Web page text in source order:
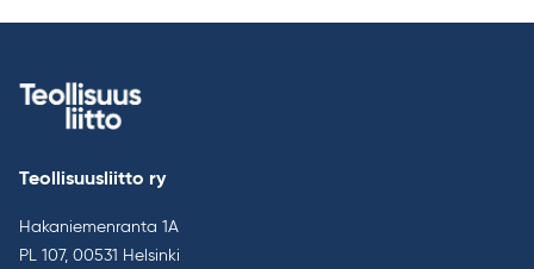
Teollisuusliitto ry
Hakaniemenranta 1A
PL 107, 00531 Helsinki